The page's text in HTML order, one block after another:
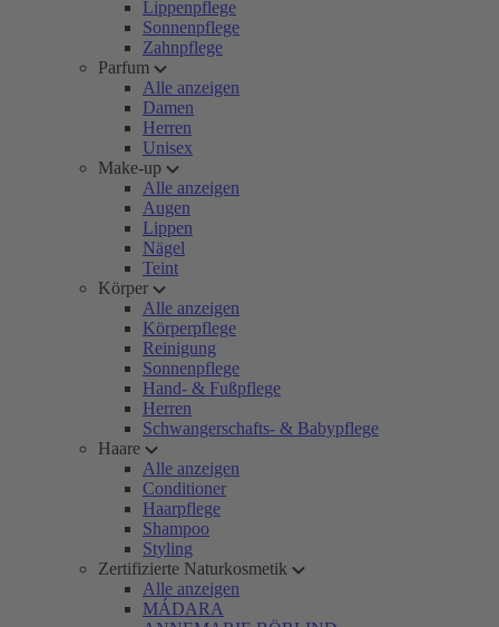
Lippenpflege
Sonnenpflege
Zahnpflege
Parfum
Alle anzeigen
Damen
Herren
Unisex
Make-up
Alle anzeigen
Augen
Lippen
Nägel
Teint
Körper
Alle anzeigen
Körperpflege
Reinigung
Sonnenpflege
Hand- & Fußpflege
Herren
Schwangerschafts- & Babypflege
Haare
Alle anzeigen
Conditioner
Haarpflege
Shampoo
Styling
Zertifizierte Naturkosmetik
Alle anzeigen
MÁDARA